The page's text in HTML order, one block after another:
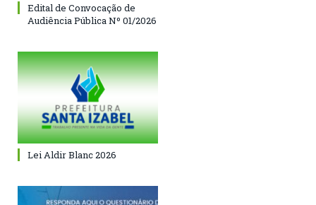
Edital de Convocação de
Audiência Pública Nº 01/2026
Lei Aldir Blanc 2026